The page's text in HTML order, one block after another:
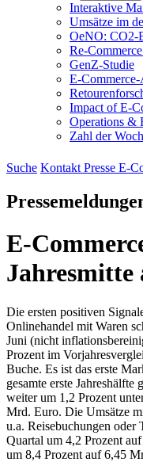
Interaktive
Umsätze im
OeNO: CO2-
Re-
GenZ-Studie
E-
Impact of E-
Operations &
Zahl der
Suche Kontakt Presse E-
E-
Jahresmitte
Die ersten positiven
Onlinehandel mit Waren
Juni (nicht
Prozent im
Buche. Es ist das erste
gesamte erste
weiter um 1,2 Prozent
Mrd. Euro. Die Umsätze
u.a. Reisebuchungen oder
Quartal um 4,2 Prozent
um 8,4 Prozent auf 6,45